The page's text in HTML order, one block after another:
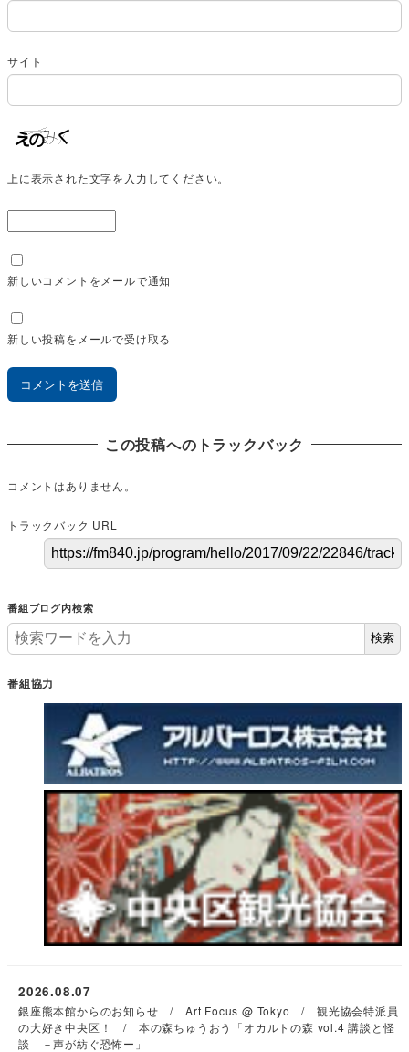
サイト
上に表示された文字を入力してください。
新しいコメントをメールで通知
新しい投稿をメールで受け取る
この投稿へのトラックバック
コメントはありません。
トラックバック URL
番組ブログ内検索
検索
番組協力
銀座熊本館からのお知らせ / Art Focus @ Tokyo / 観光協会特派員
の大好き中央区！ / 本の森ちゅうおう「オカルトの森 vol.4 講談と怪
談 －声が紡ぐ恐怖ー」
2026.08.07